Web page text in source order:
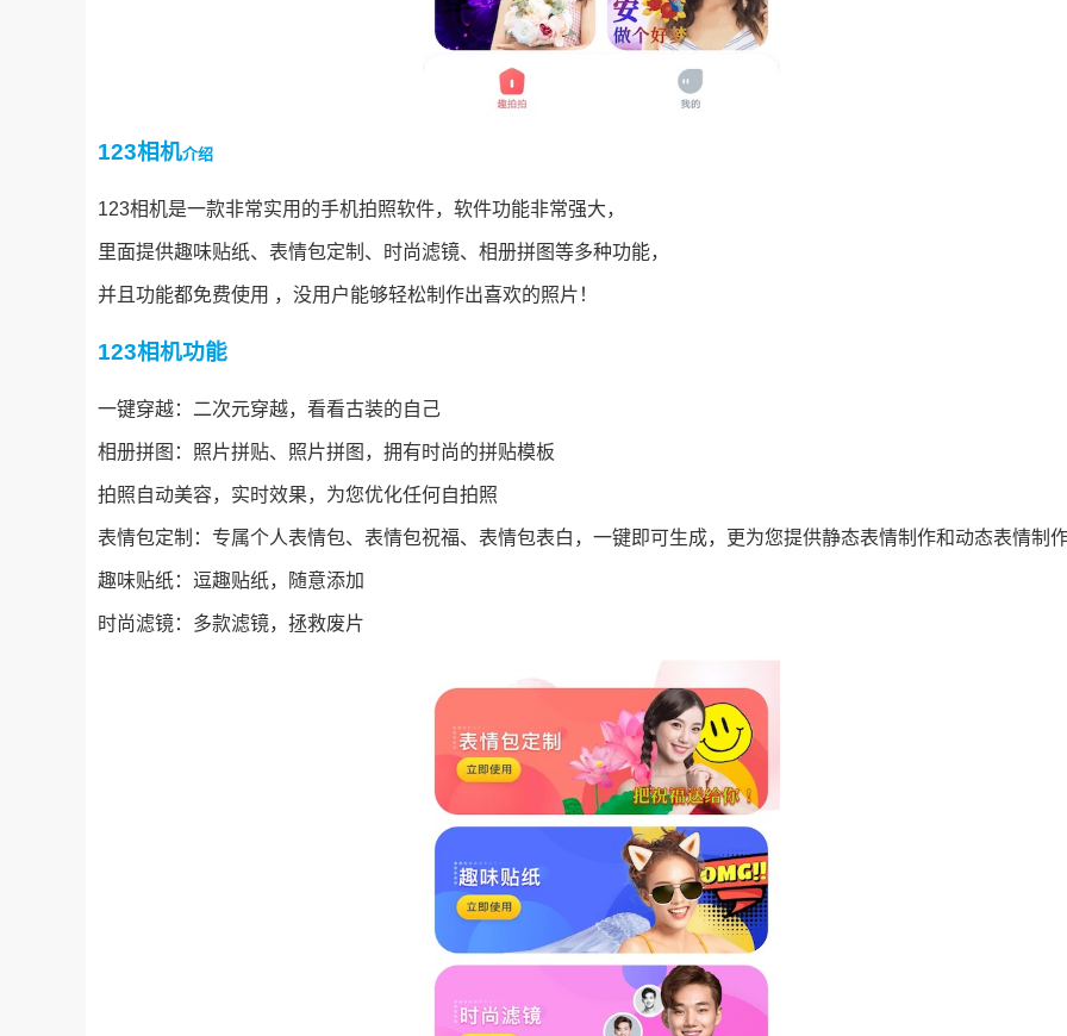
123相机介绍
123相机是一款非常实用的手机拍照软件，软件功能非常强大，
里面提供趣味贴纸、表情包定制、时尚滤镜、相册拼图等多种功能，
并且功能都免费使用 ，没用户能够轻松制作出喜欢的照片！
123相机功能
一键穿越：二次元穿越，看看古装的自己
相册拼图：照片拼贴、照片拼图，拥有时尚的拼贴模板
拍照自动美容，实时效果，为您优化任何自拍照
表情包定制：专属个人表情包、表情包祝福、表情包表白，一键即可生成，更为您提供静态表情制作和动态表情制
趣味贴纸：逗趣贴纸，随意添加
时尚滤镜：多款滤镜，拯救废片